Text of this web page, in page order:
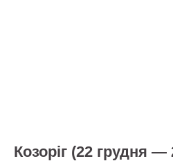
Козоріг (22 грудня —